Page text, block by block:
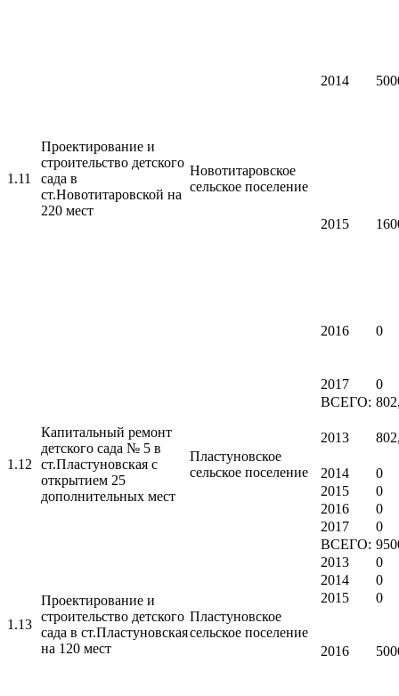
1.11
Проектирование и
строительство детского
сада в
ст.Новотитаровской на
220 мест
Новотитаровское
сельское поселение
2014
2015
2016 0
2017 0
1.12
Капитальный ремонт
детского сада № 5 в
ст.Пластуновская с
открытием 25
дополнительных мест
Пластуновское
сельское поселение
ВСЕГО:
2013
2014
0
2015
0
2016
0
2017
0
1.13
Проектирование и
строительство детского
сада в ст.Пластуновская
на 120 мест
Пластуновское
сельское поселение
ВСЕГО:
2013
0
2014
0
2015
0
2016